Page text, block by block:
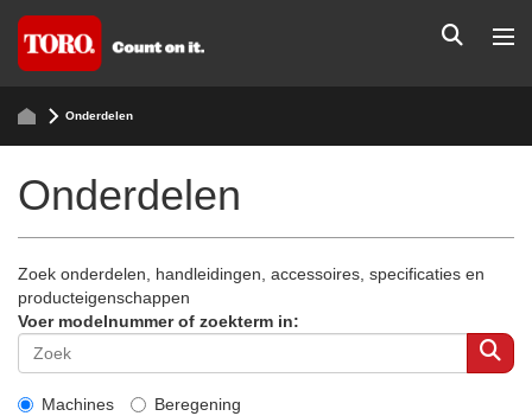
Onderdelen
Onderdelen
Zoek onderdelen, handleidingen, accessoires, specificaties en
producteigenschappen
Voer modelnummer of zoekterm in:
Machines Beregening